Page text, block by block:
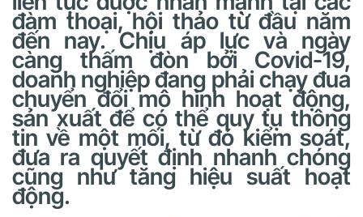
đàm thoại, hội thảo từ đầu năm
đến nay. Chịu áp lực và ngày
càng thấm đòn bởi Covid-19,
doanh nghiệp đang phải chạy đua
chuyển đổi mô hình hoạt động,
sản xuất để có thể quy tụ thông
tin về một mối, từ đó kiểm soát,
đưa ra quyết định nhanh chóng
cũng như tăng hiệu suất hoạt
động.